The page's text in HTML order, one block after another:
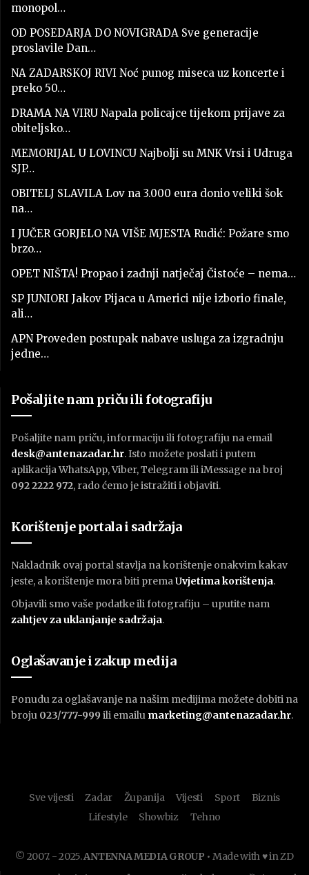
monopol…
OD POSEDARJA DO NOVIGRADA Sve generacije
proslavile Dan…
NA ZADARSKOJ RIVI Noć punog miseca uz koncerte i
preko 50…
DRAMA NA VIRU Napala policajce tijekom prijave za
obiteljsko…
MEMORIJAL U LOVINCU Najbolji su MNK Vrsi i Udruga
SJP…
OBITELJ SLAVILA Lov na 3.000 eura donio veliki šok
na…
I JUČER GORJELO NA VIŠE MJESTA Rudić: Požare smo
brzo…
OPET NIŠTA! Propao i zadnji natječaj Čistoće – nema…
SP JUNIORI Jakov Pijaca u Americi nije izborio finale,
ali…
APN Proveden postupak nabave usluga za izgradnju
jedne…
Pošaljite nam priču ili fotografiju
Pošaljite nam priču, informaciju ili fotografiju na email
desk@antenazadar.hr. Isto možete poslati i putem
aplikacija WhatsApp, Viber, Telegram ili iMessage na broj
092 2222 972, rado ćemo je istražiti i objaviti.
Korištenje portala i sadržaja
Nakladnik ovaj portal stavlja na korištenje onakvim kakav
jeste, a korištenje mora biti premaUvjetima korištenja.
Objavili smo vaše podatke ili fotografiju – uputite nam
zahtjev za uklanjanje sadržaja.
Oglašavanje i zakup medija
Ponudu za oglašavanje na našim medijima možete dobiti na
broju 023/777-999 ili emailu marketing@antenazadar.hr.
Sve vijesti Zadar Županija Vijesti Sport
Biznis
Lifestyle
Showbiz Tehno
© 2007. - 2025.ANTENNA MEDIA GROUP • Made with ♥ in ZD